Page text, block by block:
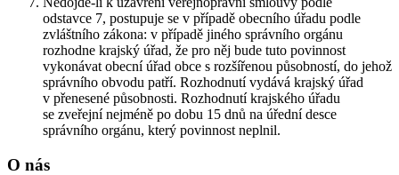
odstavce 7, postupuje se v případě obecního úřadu podle
zvláštního zákona: v případě jiného správního orgánu
rozhodne krajský úřad, že pro něj bude tuto povinnost
vykonávat obecní úřad obce s rozšířenou působností, do jehož
správního obvodu patří. Rozhodnutí vydává krajský úřad
v přenesené působnosti. Rozhodnutí krajského úřadu
se zveřejní nejméně po dobu 15 dnů na úřední desce
správního orgánu, který povinnost neplnil.
O nás